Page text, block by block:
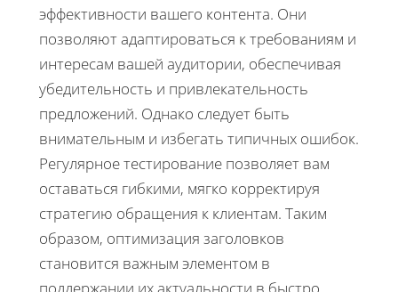
эффективности вашего контента. Они
позволяют адаптироваться к требованиям и
интересам вашей аудитории, обеспечивая
убедительность и привлекательность
предложений. Однако следует быть
внимательным и избегать типичных ошибок.
Регулярное тестирование позволяет вам
оставаться гибкими, мягко корректируя
стратегию обращения к клиентам. Таким
образом, оптимизация заголовков
становится важным элементом в